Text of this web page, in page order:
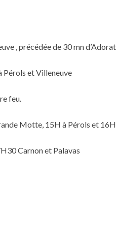
, précédée de 30 mn
et Villeneuve
feu.
Motte, 15H à Pérols et
Carnon et Palavas